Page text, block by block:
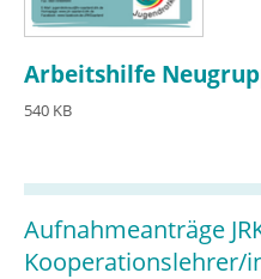
Arbeitshilfe
540 KB
Aufnahmeanträge
Kooperationslehrer/